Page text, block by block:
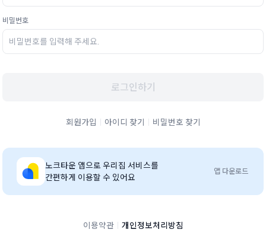
비밀번호
로그인하기
회원가입 아이디 찾기 비밀번호 찾기
노크타운 앱으로 우리집 서비스를
간편하게 이용할 수 있어요
앱 다운로드
이용약관 개인정보처리방침